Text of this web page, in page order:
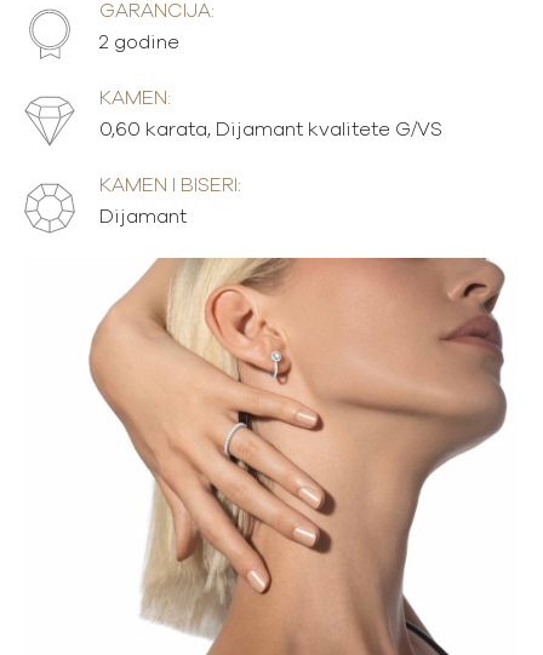
GARANCIJA:
2 godine
KAMEN:
0,60 karata, Dijamant kvalitete G/VS
KAMEN I BISERI:
Dijamant